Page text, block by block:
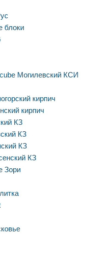
блоки
Могилевский КСИ
кирпич
кирпич
КЗ
КЗ
КЗ
КЗ
Зори